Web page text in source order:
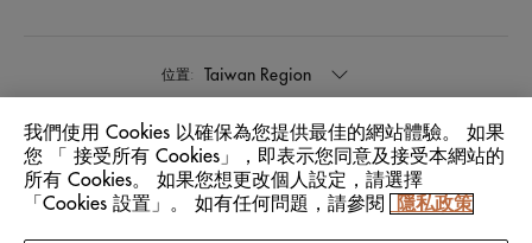
位置: Taiwan Region
語言: 中文
我們使用 Cookies 以確保為您提供最佳的網站體驗。 如果
您 「 接受所有 Cookies」，即表示您同意及接受本網站的
所有 Cookies。 如果您想更改個人設定，請選擇
「Cookies 設置」。 如有任何問題，請參閱
隱私政策